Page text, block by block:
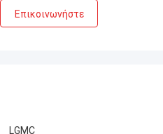
Επικοινωνήστε
LGMC